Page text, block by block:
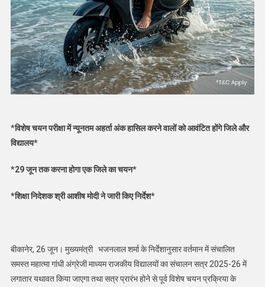
*विशेष चयन परीक्षा में न्यूनतम अहर्ता अंक हासिल करने वालों को आवंटित होंगे जिले और
विद्यालय*
*29 जून तक करना होगा एक जिले का चयन*
*शिक्षा निदेशक श्री आशीष मोदी ने जारी किए निर्देश*
बीकानेर, 26 जून। मुख्यमंत्री भजनलाल शर्मा के निर्देशानुसार वर्तमान में संचालित
समस्त महात्मा गांधी अंग्रेजी माध्यम राजकीय विद्यालयों का संचालन सत्र 2025-26 में
लगातार यथावत किया जाएगा तथा सत्र प्रारंभ होने से पूर्व विशेष चयन प्रक्रिया के